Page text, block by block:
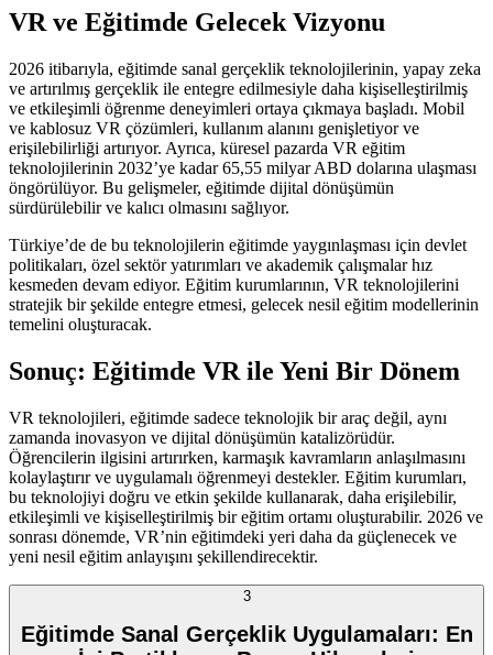
VR ve Eğitimde Gelecek Vizyonu
2026 itibarıyla, eğitimde sanal gerçeklik teknolojilerinin, yapay zeka
ve artırılmış gerçeklik ile entegre edilmesiyle daha kişiselleştirilmiş
ve etkileşimli öğrenme deneyimleri ortaya çıkmaya başladı. Mobil
ve kablosuz VR çözümleri, kullanım alanını genişletiyor ve
erişilebilirliği artırıyor. Ayrıca, küresel pazarda VR eğitim
teknolojilerinin 2032’ye kadar 65,55 milyar ABD dolarına ulaşması
öngörülüyor. Bu gelişmeler, eğitimde dijital dönüşümün
sürdürülebilir ve kalıcı olmasını sağlıyor.
Türkiye’de de bu teknolojilerin eğitimde yaygınlaşması için devlet
politikaları, özel sektör yatırımları ve akademik çalışmalar hız
kesmeden devam ediyor. Eğitim kurumlarının, VR teknolojilerini
stratejik bir şekilde entegre etmesi, gelecek nesil eğitim modellerinin
temelini oluşturacak.
Sonuç: Eğitimde VR ile Yeni Bir Dönem
VR teknolojileri, eğitimde sadece teknolojik bir araç değil, aynı
zamanda inovasyon ve dijital dönüşümün katalizörüdür.
Öğrencilerin ilgisini artırırken, karmaşık kavramların anlaşılmasını
kolaylaştırır ve uygulamalı öğrenmeyi destekler. Eğitim kurumları,
bu teknolojiyi doğru ve etkin şekilde kullanarak, daha erişilebilir,
etkileşimli ve kişiselleştirilmiş bir eğitim ortamı oluşturabilir. 2026 ve
sonrası dönemde, VR’nin eğitimdeki yeri daha da güçlenecek ve
yeni nesil eğitim anlayışını şekillendirecektir.
3
Eğitimde Sanal Gerçeklik Uygulamaları: En